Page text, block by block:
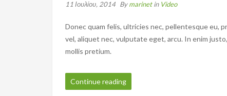
11 Ιουλίου, 2014 Bymarinetin Video
Donec quam felis, ultricies nec, pellentesque eu,
vel, aliquet nec, vulputate eget, arcu. In enim
mollis pretium.
Continue reading